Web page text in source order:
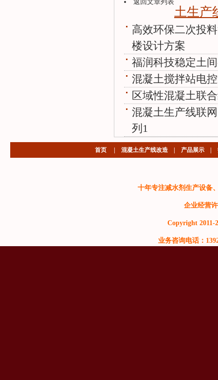
返回文章列表
土生产
高效环保二次投
楼设计方案
福润科技稳定土
混凝土搅拌站电
区域性混凝土联
混凝土生产线联
列1
首页 混凝土生产线改造 产品展示
十年专注减水剂生产设备
企业经营
Copyright 2011-
业务咨询电话：